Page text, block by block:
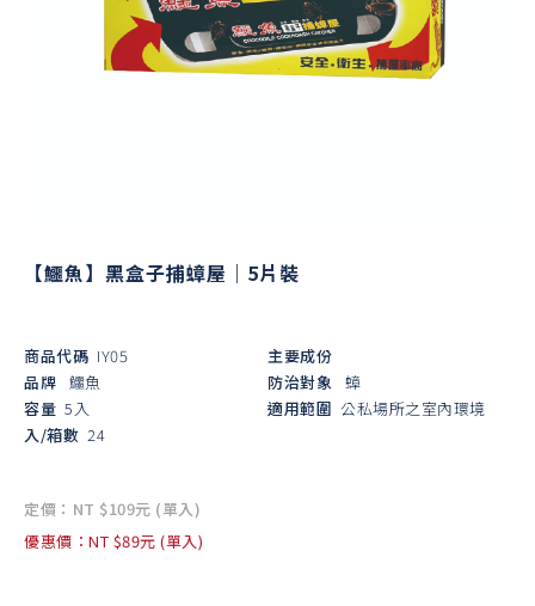
【鱷魚】黑盒子捕蟑屋｜5片裝
商品代碼 IY05
品牌 鱷魚
容量 5入
入/箱數 24
主要成份
防治對象 蟑
適用範圍 公私場所之室內環境
定價：NT $109元 (單入)
優惠價：NT $89元 (單入)